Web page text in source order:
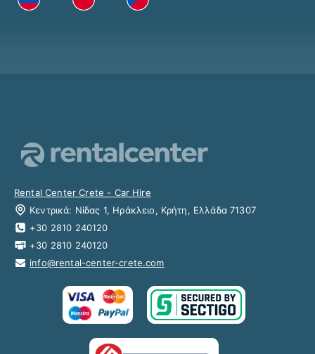
Rental Center Crete - Car Hire
Κεντρικά: Νίδας 1, Ηράκλειο, Κρήτη, Ελλάδα 71307
+30 2810 240120
+30 2810 240120
info@rental-center-crete.com